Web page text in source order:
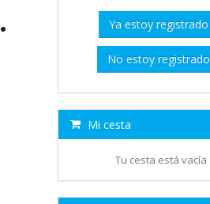
Ya estoy registrado
No estoy registrado
Mi cesta
Tu cesta está vacía